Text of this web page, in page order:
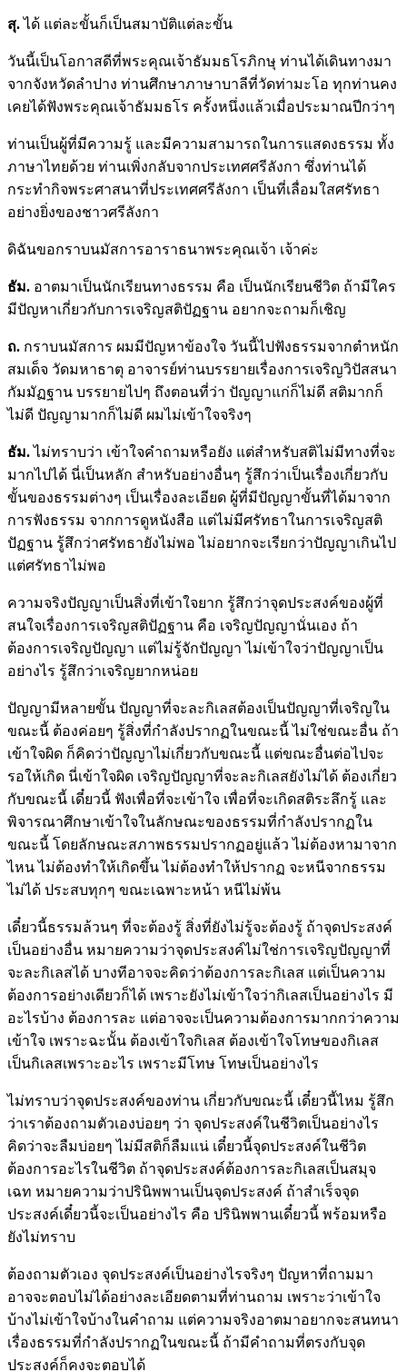
สุ.ได้ แต่ละขั้นก็เป็นสมาบัติแต่ละขั้น
วันนี้เป็นโอกาสดีที่พระคุณเจ้าธัมมธโรภิกษุ ท่านได้เดินทางมา
จากจังหวัดลำปาง ท่านศึกษาภาษาบาลีที่วัดท่ามะโอ ทุกท่านคง
เคยได้ฟังพระคุณเจ้าธัมมธโร ครั้งหนึ่งแล้วเมื่อประมาณปีกว่าๆ
ท่านเป็นผู้ที่มีความรู้ และมีความสามารถในการแสดงธรรม ทั้ง
ภาษาไทยด้วย ท่านเพิ่งกลับจากประเทศศรีลังกา ซึ่งท่านได้
กระทำกิจพระศาสนาที่ประเทศศรีลังกา เป็นที่เลื่อมใสศรัทธา
อย่างยิ่งของชาวศรีลังกา
ดิฉันขอกราบนมัสการอาราธนาพระคุณเจ้า เจ้าค่ะ
ธัม. อาตมาเป็นนักเรียนทางธรรม คือ เป็นนักเรียนชีวิต ถ้ามีใคร
มีปัญหาเกี่ยวกับการเจริญสติปัฏฐาน อยากจะถามก็เชิญ
ถ. กราบนมัสการ ผมมีปัญหาข้องใจ วันนี้ไปฟังธรรมจากตำหนัก
สมเด็จ วัดมหาธาตุ อาจารย์ท่านบรรยายเรื่องการเจริญวิปัสสนา
กัมมัฏฐาน บรรยายไปๆ ถึงตอนที่ว่า ปัญญาแก่ก็ไม่ดี สติมากก็
ไม่ดี ปัญญามากก็ไม่ดี ผมไม่เข้าใจจริงๆ
ธัม.ไม่ทราบว่า เข้าใจคำถามหรือยัง แต่สำหรับสติไม่มีทางที่จะ
มากไปได้ นี่เป็นหลัก สำหรับอย่างอื่นๆ รู้สึกว่าเป็นเรื่องเกี่ยวกับ
ขั้นของธรรมต่างๆ เป็นเรื่องละเอียด ผู้ที่มีปัญญาขั้นที่ได้มาจาก
การฟังธรรม จากการดูหนังสือ แต่ไม่มีศรัทธาในการเจริญสติ
ปัฏฐาน รู้สึกว่าศรัทธายังไม่พอ ไม่อยากจะเรียกว่าปัญญาเกินไป
แต่ศรัทธาไม่พอ
ความจริงปัญญาเป็นสิ่งที่เข้าใจยาก รู้สึกว่าจุดประสงค์ของผู้ที่
สนใจเรื่องการเจริญสติปัฏฐาน คือ เจริญปัญญานั่นเอง ถ้า
ต้องการเจริญปัญญา แต่ไม่รู้จักปัญญา ไม่เข้าใจว่าปัญญาเป็น
อย่างไร รู้สึกว่าเจริญยากหน่อย
ปัญญามีหลายขั้น ปัญญาที่จะละกิเลสต้องเป็นปัญญาที่เจริญใน
ขณะนี้ ต้องค่อยๆ รู้สิ่งที่กำลังปรากฏในขณะนี้ ไม่ใช่ขณะอื่น ถ้า
เข้าใจผิด ก็คิดว่าปัญญาไม่เกี่ยวกับขณะนี้ แต่ขณะอื่นต่อไปจะ
รอให้เกิด นี่เข้าใจผิด เจริญปัญญาที่จะละกิเลสยังไม่ได้ ต้องเกี่ยว
กับขณะนี้ เดี๋ยวนี้ ฟังเพื่อที่จะเข้าใจ เพื่อที่จะเกิดสติระลึกรู้ และ
พิจารณาศึกษาเข้าใจในลักษณะของธรรมที่กำลังปรากฏใน
ขณะนี้ โดยลักษณะสภาพธรรมปรากฏอยู่แล้ว ไม่ต้องหามาจาก
ไหน ไม่ต้องทำให้เกิดขึ้น ไม่ต้องทำให้ปรากฏ จะหนีจากธรรม
ไม่ได้ ประสบทุกๆ ขณะเฉพาะหน้า หนีไม่พ้น
เดี๋ยวนี้ธรรมล้วนๆ ที่จะต้องรู้ สิ่งที่ยังไม่รู้จะต้องรู้ ถ้าจุดประสงค์
เป็นอย่างอื่น หมายความว่าจุดประสงค์ไม่ใช่การเจริญปัญญาที่
จะละกิเลสได้ บางทีอาจจะคิดว่าต้องการละกิเลส แต่เป็นความ
ต้องการอย่างเดียวก็ได้ เพราะยังไม่เข้าใจว่ากิเลสเป็นอย่างไร มี
อะไรบ้าง ต้องการละ แต่อาจจะเป็นความต้องการมากกว่าความ
เข้าใจ เพราะฉะนั้น ต้องเข้าใจกิเลส ต้องเข้าใจโทษของกิเลส
เป็นกิเลสเพราะอะไร เพราะมีโทษ โทษเป็นอย่างไร
ไม่ทราบว่าจุดประสงค์ของท่าน เกี่ยวกับขณะนี้ เดี๋ยวนี้ไหม รู้สึก
ว่าเราต้องถามตัวเองบ่อยๆ ว่า จุดประสงค์ในชีวิตเป็นอย่างไร
คิดว่าจะลืมบ่อยๆ ไม่มีสติก็ลืมแน่ เดี๋ยวนี้จุดประสงค์ในชีวิต
ต้องการอะไรในชีวิต ถ้าจุดประสงค์ต้องการละกิเลสเป็นสมุจ
เฉท หมายความว่าปรินิพพานเป็นจุดประสงค์ ถ้าสำเร็จจุด
ประสงค์เดี๋ยวนี้จะเป็นอย่างไร คือ ปรินิพพานเดี๋ยวนี้ พร้อมหรือ
ยังไม่ทราบ
ต้องถามตัวเอง จุดประสงค์เป็นอย่างไรจริงๆ ปัญหาที่ถามมา
อาจจะตอบไม่ได้อย่างละเอียดตามที่ท่านถาม เพราะว่าเข้าใจ
บ้างไม่เข้าใจบ้างในคำถาม แต่ความจริงอาตมาอยากจะสนทนา
เรื่องธรรมที่กำลังปรากฏในขณะนี้ ถ้ามีคำถามที่ตรงกับจุด
ประสงค์ก็คงจะตอบได้